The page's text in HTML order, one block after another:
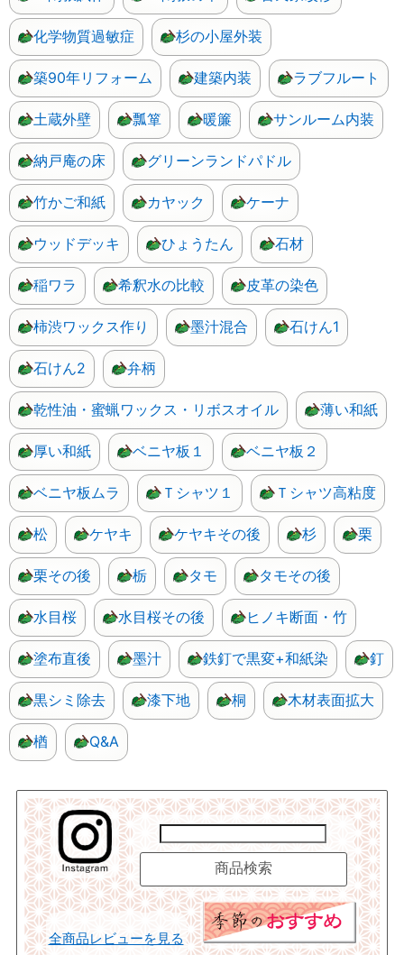
化学物質過敏症 杉の小屋外装
築90年リフォーム 建築内装 ラブフルート
土蔵外壁 瓢箪 暖簾 サンルーム内装
納戸庵の床 グリーンランドパドル
竹かご和紙 カヤック ケーナ
ウッドデッキ ひょうたん 石材
稲ワラ 希釈水の比較 皮革の染色
柿渋ワックス作り 墨汁混合 石けん1
石けん2 弁柄
乾性油・蜜蝋ワックス・リボスオイル 薄い和紙
厚い和紙 ベニヤ板１ ベニヤ板２
ベニヤ板ムラ Ｔシャツ１ Ｔシャツ高粘度
松 ケヤキ ケヤキその後 杉 栗
栗その後 栃 タモ タモその後
水目桜 水目桜その後 ヒノキ断面・竹
塗布直後 墨汁 鉄釘で黒変+和紙染 釘
黒シミ除去 漆下地 桐 木材表面拡大
楢 Q&A
全商品レビューを見る